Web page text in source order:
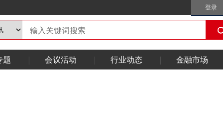
登录
题 会议活动 行业动态 金融市场